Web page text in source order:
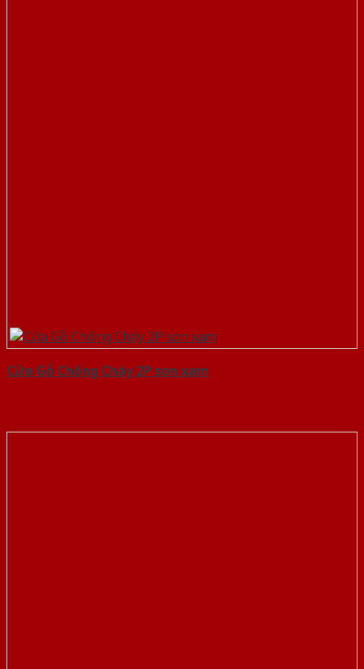
Cửa Gỗ Chống Cháy 2P son xam